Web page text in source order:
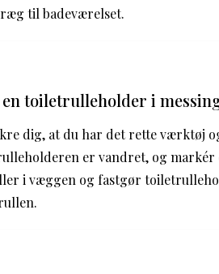
til badeværelset.
toiletrulleholder i
dig, at du har det rette værktøj
er vandret, og
i væggen og fastgør